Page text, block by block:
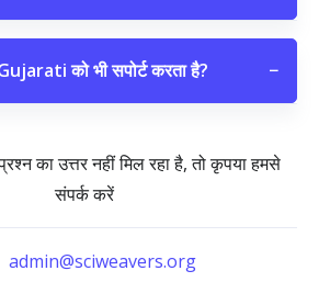
को भी सपोर्ट करता है? −
का उत्तर नहीं मिल रहा है, तो कृपया हमसे
संपर्क करें
admin@sciweavers.org